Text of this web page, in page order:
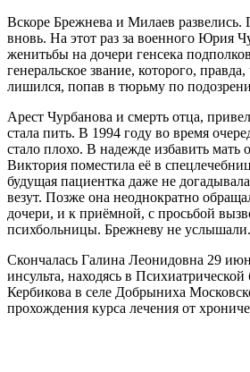
Вскоре Брежнева и Милаев
вновь. На этот раз за военного Юрия
женитьбы на дочери генсека
генеральское звание, которого, правда,
лишился, попав в тюрьму по
Арест Чурбанова и смерть отца,
стала пить. В 1994 году во время
стало плохо. В надежде избавить мать
Виктория поместила её в
будущая пациентка даже не
везут. Позже она неоднократно
дочери, и к приёмной, с просьбой
психбольницы. Брежневу не услышали.
Скончалась Галина Леонидовна 29
инсульта, находясь в
Кербикова в селе Добрыниха
прохождения курса лечения от